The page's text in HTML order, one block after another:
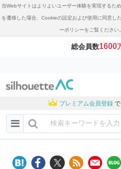
当Webサイトはよりよいユーザー体験を実現するた
を遷移した場合、Cookieの設定および使用に同意し
ーポリシーをご覧ください
総会員数1600
プレミアム会員登録